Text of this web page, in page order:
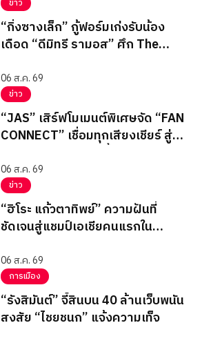
ข่าว
“กิ่งซางเล็ก” กู้ฟอร์มเก่งรับน้อง
เดือด “ดีมิทรี รามอส” ศึก The
06 ส.ค. 69
ข่าว
“JAS” เสิร์ฟโมเมนต์พิเศษจัด “FAN
CONNECT” เชื่อมทุกเสียงเชียร์ สู่
06 ส.ค. 69
ข่าว
“ฮิโระ แก้วตาทิพย์” ความฝันที่
ชัดเจนสู่แชมป์เอเชียคนแรกใน
06 ส.ค. 69
การเมือง
“รังสิมันต์” จี้สินบน 40 ล้านเว็บพนัน
สงสัย “ไชยชนก” แจ้งความเท็จ